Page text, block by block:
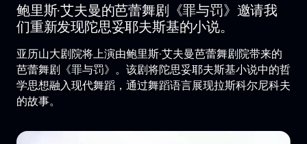
鲍里斯·艾夫曼的芭蕾舞剧《罪与罚》邀请我
们重新发现陀思妥耶夫斯基的小说。
亚历山大剧院将上演由鲍里斯·艾夫曼芭蕾舞剧院带来的
芭蕾舞剧《罪与罚》。该剧将陀思妥耶夫斯基小说中的哲
学思想融入现代舞蹈，通过舞蹈语言展现拉斯科尔尼科夫
的故事。